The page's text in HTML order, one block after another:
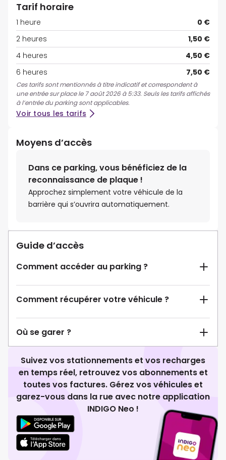
Tarif horaire
1 heure
0 €
2 heures
1,50 €
4 heures
4,50 €
6 heures
7,50 €
Ces tarifs sont mentionnés à titre indicatif et correspondent à
une entrée sur place le 7 août 2026 à 5:33. Seuls les tarifs affichés
à l’entrée du parking sont applicables.
Voir tous les tarifs
Moyens d’accès
Dans ce parking, vous bénéficiez de la
reconnaissance de plaque !
Approchez simplement votre véhicule de la
barrière qui s’ouvrira automatiquement.
Guide d’accès
Comment accéder au parking ?
Comment récupérer votre véhicule ?
Où se garer ?
Suivez vos stationnements et vos recharges
en temps réel, retrouvez vos abonnements et
toutes vos factures. Gérez vos véhicules et
garez-vous dans la rue avec notre application
INDIGO Neo !